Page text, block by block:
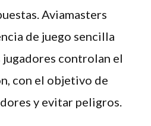
Aviamasters
de juego sencilla
controlan el
con el objetivo de
y evitar peligros.